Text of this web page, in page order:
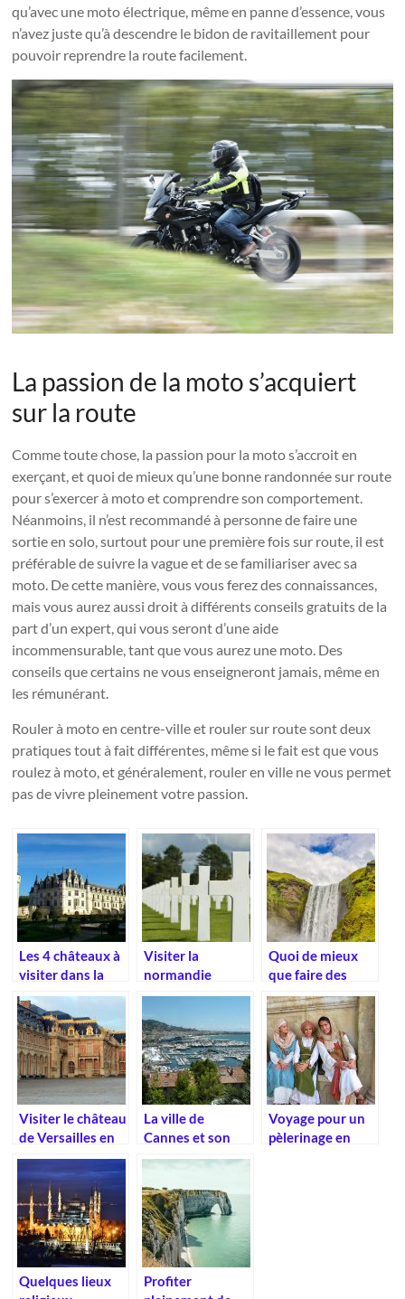
qu’avec une moto électrique, même en panne d’essence, vous
n’avez juste qu’à descendre le bidon de ravitaillement pour
pouvoir reprendre la route facilement.
La passion de la moto s’acquiert
sur la route
Comme toute chose, la passion pour la moto s’accroit en
exerçant, et quoi de mieux qu’une bonne randonnée sur route
pour s’exercer à moto et comprendre son comportement.
Néanmoins, il n’est recommandé à personne de faire une
sortie en solo, surtout pour une première fois sur route, il est
préférable de suivre la vague et de se familiariser avec sa
moto. De cette manière, vous vous ferez des connaissances,
mais vous aurez aussi droit à différents conseils gratuits de la
part d’un expert, qui vous seront d’une aide
incommensurable, tant que vous aurez une moto. Des
conseils que certains ne vous enseigneront jamais, même en
les rémunérant.
Rouler à moto en centre-ville et rouler sur route sont deux
pratiques tout à fait différentes, même si le fait est que vous
roulez à moto, et généralement, rouler en ville ne vous permet
pas de vivre pleinement votre passion.
Les 4 châteaux à
visiter dans la
vallée de la Loire
Visiter la
normandie
Quoi de mieux
que faire des
voyage en
montage avec
vos enfants.
Visiter le château
de Versailles en
France.
La ville de
Cannes et son
grand Festival
ue.
Voyage pour un
pèlerinage en
Quelques lieux
Profiter